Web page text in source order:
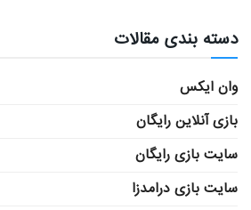
دسته بندی مقالات
وان ایکس
بازی آنلاین رایگان
سایت بازی رایگان
سایت بازی درامدزا